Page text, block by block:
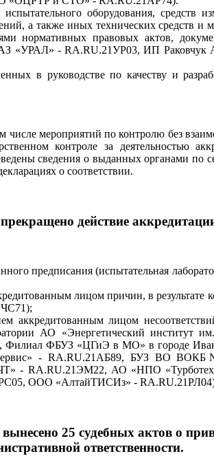
оборудования, средств
а также иных технических средств
нормативных правовых актов,
«УРАЛ» - RA.RU.21УР03, ИП Раковчук
в руководстве по качеству и
мероприятий по контролю без
контроле за деятельностью
сведения о выданных органами
о соответствии.
действие
предписания (испытательная
лицом причин, в
аккредитованным лицом
АО «Энергетический
ФБУЗ «ЦГиЭ в МО» в городе
- RA.RU.21АБ89, БУЗ ВО
- RA.RU.21ЭМ22, АО «НПО
ООО «АлтайТИСИз» -
25 судебных актов о
ответственности.